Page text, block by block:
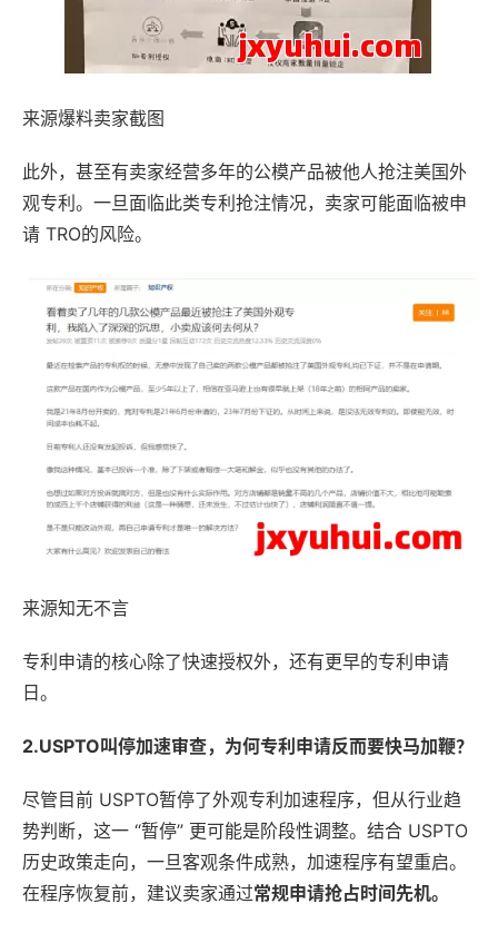
来源爆料卖家截图
此外，甚至有卖家经营多年的公模产品被他人抢注美国外
观专利。一旦面临此类专利抢注情况，卖家可能面临被申
请 TRO的风险。
来源知无不言
专利申请的核心除了快速授权外，还有更早的专利申请
日。
2.USPTO叫停加速审查，为何专利申请反而要快马加鞭？
尽管目前 USPTO暂停了外观专利加速程序，但从行业趋
势判断，这一 “暂停” 更可能是阶段性调整。结合 USPTO
历史政策走向，一旦客观条件成熟，加速程序有望重启。
在程序恢复前，建议卖家通过常规申请抢占时间先机。